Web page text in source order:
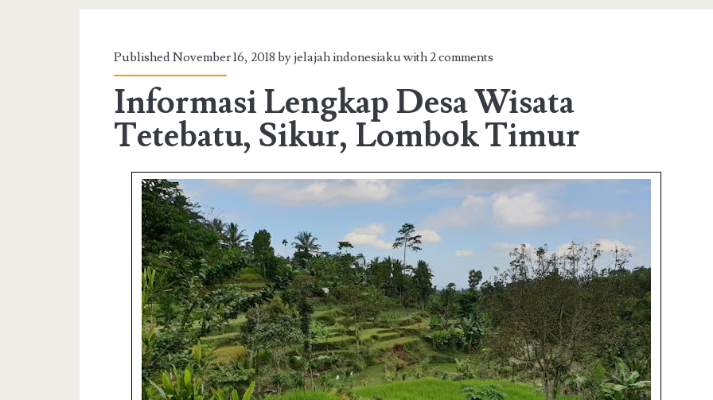
Published November 16, 2018 by jelajah indonesiaku with2 comments
Informasi Lengkap Desa Wisata
Tetebatu, Sikur, Lombok Timur